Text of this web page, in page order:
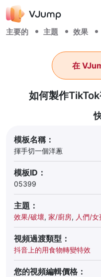
主要的 主題 效果
如何製作
在
模板名稱：
揮手切一個洋蔥
模板ID：
05399
主題：
效果/破壞, 家/廚房, 人們/女
視頻過渡類型：
抖音上的用食物轉變特效
您的視頻編輯價格：